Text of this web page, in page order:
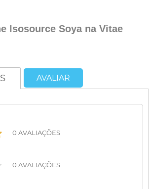
Isosource Soya na Vitae
AVALIAR
0 AVALIAÇÕES
0 AVALIAÇÕES